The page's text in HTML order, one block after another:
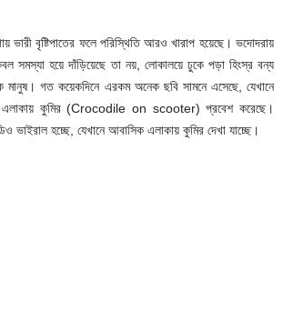
ভারী বৃষ্টিপাতের ফলে পরিস্থিতি আরও খারাপ হয়েছে। ভদোদরায়
সমস্যা হয়ে দাঁড়িয়েছে তা নয়, লোকালয়ে ঢুকে পড়া হিংস্র বন্য
মানুষ। গত কয়েকদিনে এরকম অনেক ছবি সামনে এসেছে, যেখানে
এলাকায় কুমির (Crocodile on scooter) প্রবেশ করেছে।
ভাইরাল হচ্ছে, যেখানে আবাসিক এলাকায় কুমির দেখা যাচ্ছে।